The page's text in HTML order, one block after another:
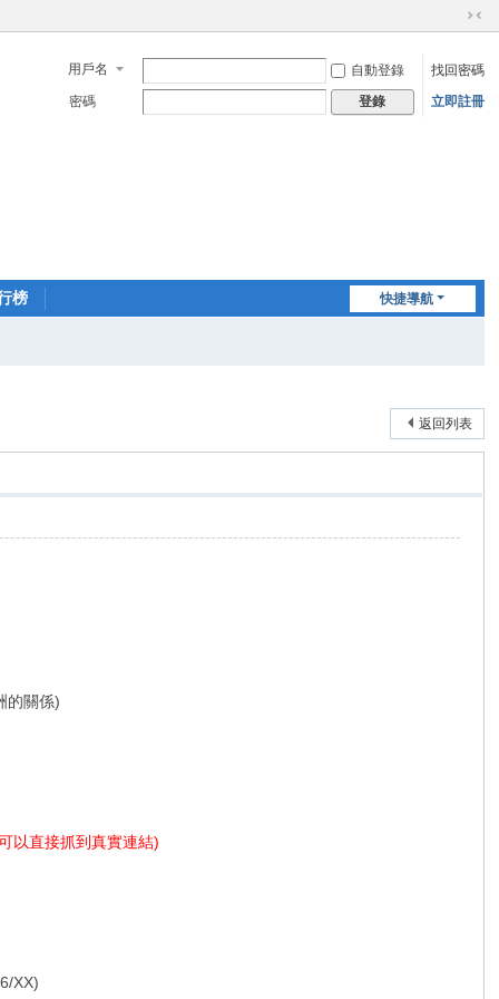
切
到
窄
用戶名 自動登錄
找回密碼
密碼
登錄 立即註冊
快捷導航
榜
返回列表
的關係)
以直接抓到真實連結)
XX)